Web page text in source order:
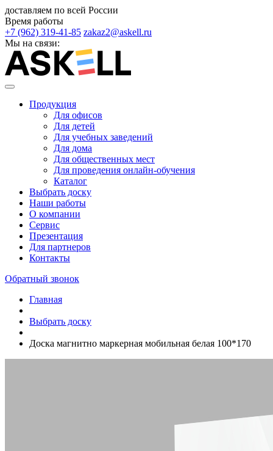
доставляем по всей России
Время работы
+7 (962) 319-41-85 zakaz2@askell.ru
Мы на связи:
Продукция
Для офисов
Для детей
Для учебных заведений
Для дома
Для общественных мест
Для проведения онлайн-обучения
Каталог
Выбрать доску
Наши работы
О компании
Сервис
Презентация
Для партнеров
Контакты
Обратный звонок
Главная
Выбрать доску
Доска магнитно маркерная мобильная белая 100*170